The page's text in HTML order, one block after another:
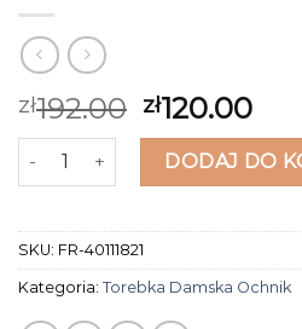
zł192.00 zł120.00
ilość torebka damska ochnik
DODAJ DO
SKU: FR-40111821
Kategoria: Torebka Damska Ochnik